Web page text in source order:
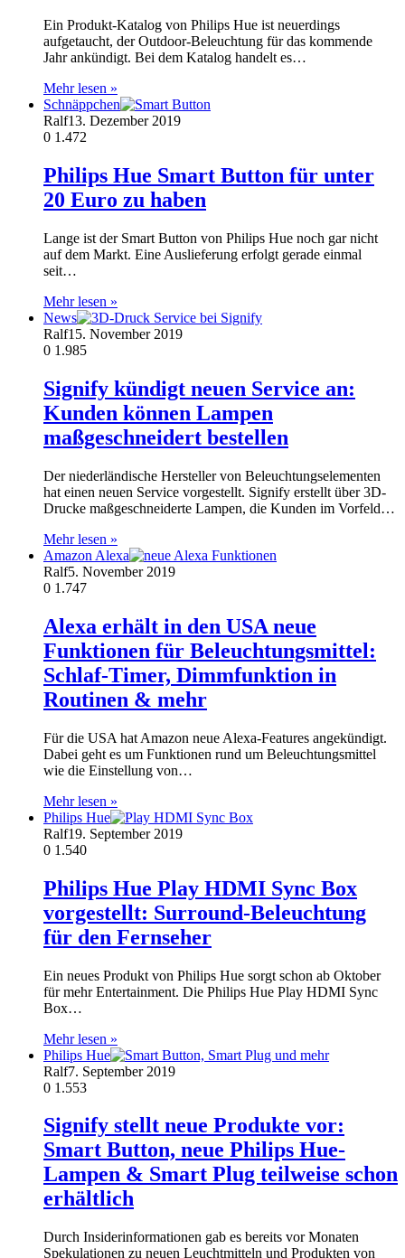
Ein Produkt-Katalog von Philips Hue ist neuerdings
aufgetaucht, der Outdoor-Beleuchtung für das kommende
Jahr ankündigt. Bei dem Katalog handelt es…
Mehr lesen »
Schnäppchen
Ralf13. Dezember 2019
0 1.472
Philips Hue Smart Button für unter
20 Euro zu haben
Lange ist der Smart Button von Philips Hue noch gar nicht
auf dem Markt. Eine Auslieferung erfolgt gerade einmal
seit…
Mehr lesen »
News
Ralf15. November 2019
0 1.985
Signify kündigt neuen Service an:
Kunden können Lampen
maßgeschneidert bestellen
Der niederländische Hersteller von Beleuchtungselementen
hat einen neuen Service vorgestellt. Signify erstellt über 3D-
Drucke maßgeschneiderte Lampen, die Kunden im Vorfeld…
Mehr lesen »
Amazon Alexa
Ralf5. November 2019
0 1.747
Alexa erhält in den USA neue
Funktionen für Beleuchtungsmittel:
Schlaf-Timer, Dimmfunktion in
Routinen & mehr
Für die USA hat Amazon neue Alexa-Features angekündigt.
Dabei geht es um Funktionen rund um Beleuchtungsmittel
wie die Einstellung von…
Mehr lesen »
Philips Hue
Ralf19. September 2019
0 1.540
Philips Hue Play HDMI Sync Box
vorgestellt: Surround-Beleuchtung
für den Fernseher
Ein neues Produkt von Philips Hue sorgt schon ab Oktober
für mehr Entertainment. Die Philips Hue Play HDMI Sync
Box…
Mehr lesen »
Philips Hue
Ralf7. September 2019
0 1.553
Signify stellt neue Produkte vor:
Smart Button, neue Philips Hue-
Lampen & Smart Plug teilweise schon
erhältlich
Durch Insiderinformationen gab es bereits vor Monaten
Spekulationen zu neuen Leuchtmitteln und Produkten von